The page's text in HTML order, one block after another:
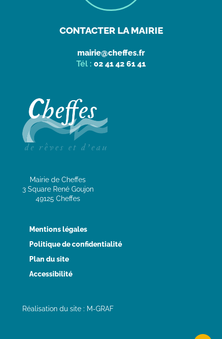
CONTACTER LA MAIRIE
mairie@cheffes.fr
Tél : 02 41 42 61 41
Mairie de Cheffes
3 Square René Goujon
49125 Cheffes
Mentions légales
Politique de confidentialité
Plan du site
Accessibilité
Réalisation du site : M-GRAF